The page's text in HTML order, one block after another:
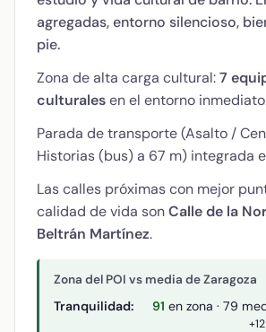
agregadas, entorno silencioso,
pie.
Zona de alta carga cultural:7
culturalesen el entorno
Parada de transporte (Asalto /
Historias (bus) a 67 m) integrada
Las calles próximas con mejor
calidad de vida sonCalle de la
Beltrán Martínez.
Zona del POI vs media de Zaragoza
Tranquilidad: 91 en zona · 79